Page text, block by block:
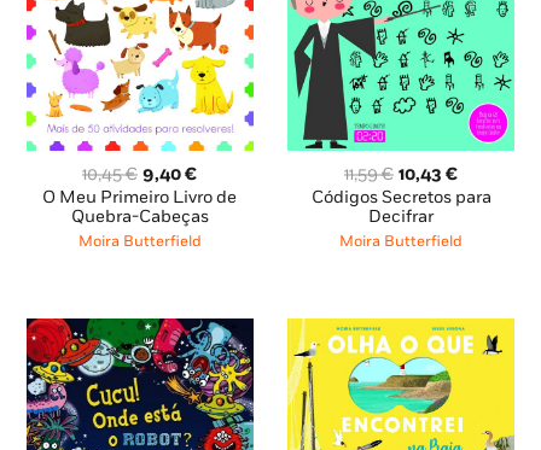
10,45€ O
preço
original
era:
9,40€O
preço
atual
é:
O Meu Primeiro Livro de
Quebra-Cabeças
Moira Butterfield
11,59€ O
preço
original
era:
10,43€O
preço
é:
Códigos Secretos para
Decifrar
Moira Butterfield